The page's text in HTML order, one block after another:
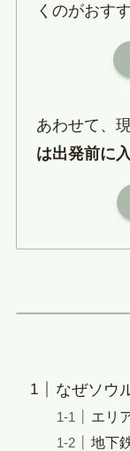
くのがおす
あわせて、
は出発前に
なぜソウ
エリ
地下